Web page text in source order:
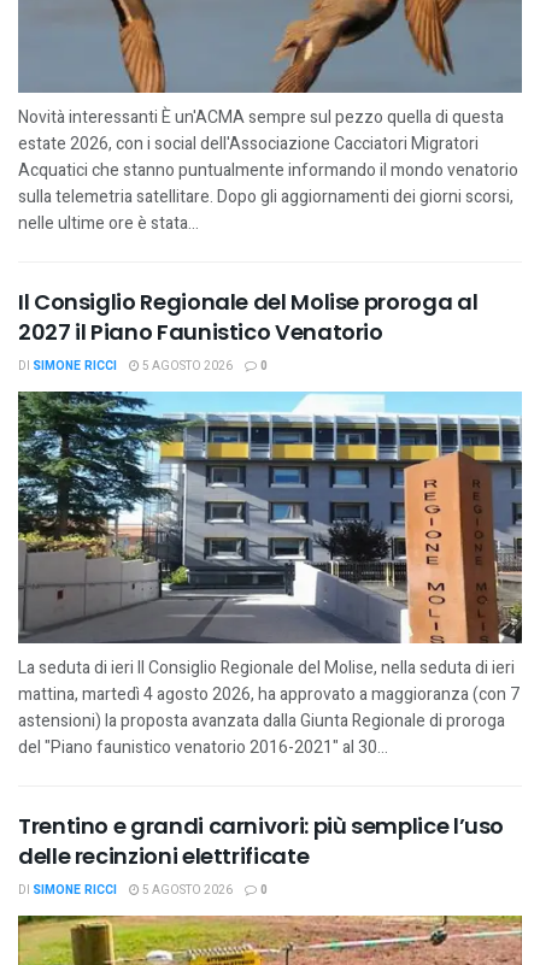
Novità interessanti È un'ACMA sempre sul pezzo quella di questa
estate 2026, con i social dell'Associazione Cacciatori Migratori
Acquatici che stanno puntualmente informando il mondo venatorio
sulla telemetria satellitare. Dopo gli aggiornamenti dei giorni scorsi,
nelle ultime ore è stata...
Il Consiglio Regionale del Molise proroga al
2027 il Piano Faunistico Venatorio
DI SIMONE RICCI 5 AGOSTO 2026 0
La seduta di ieri Il Consiglio Regionale del Molise, nella seduta di ieri
mattina, martedì 4 agosto 2026, ha approvato a maggioranza (con 7
astensioni) la proposta avanzata dalla Giunta Regionale di proroga
del "Piano faunistico venatorio 2016-2021" al 30...
Trentino e grandi carnivori: più semplice l’uso
delle recinzioni elettrificate
DI SIMONE RICCI 5 AGOSTO 2026 0